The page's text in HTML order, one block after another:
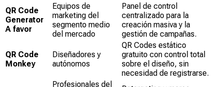
QR Code
Generator
A favor
Equipos de
marketing del
segmento medio
del mercado
Panel de control
centralizado para la
creación masiva y la
gestión de campañas.
QR Code
Monkey
Diseñadores y
autónomos
QR Codes estático
gratuito con control total
sobre el diseño, sin
necesidad de registrarse.
Profesionales del